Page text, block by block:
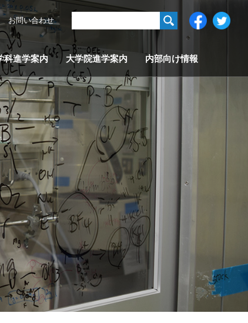
科進学案内 大学院進学案内 内部向け情報
お問い合わせ